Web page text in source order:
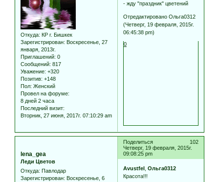
Откуда: КР г. Бишкек
Зарегистрирован: Воскресенье, 27
января, 2013г.
Приглашений: 0
Сообщений: 817
Уважение: +320
Позитив: +148
Пол: Женский
Провел на форуме:
8 дней 2 часа
Последний визит:
Вторник, 27 июня, 2017г. 07:10:29 am
- жду "праздник" цветений
Отредактировано Ольга0312
(Четверг, 19 февраля, 2015г.
06:45:38 pm)
0
Поделиться
102
Четверг, 19 февраля, 2015г.
09:08:25 pm
lena_gea
Леди Цветов
Откуда: Павлодар
Зарегистрирован: Воскресенье, 6
Avustfel ,Ольга0312
Красота!!!